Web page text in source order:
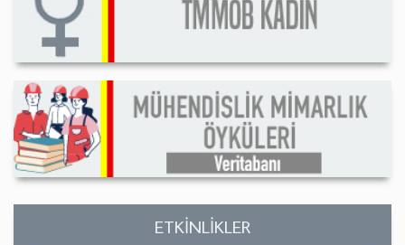
ETKİNLİKLER